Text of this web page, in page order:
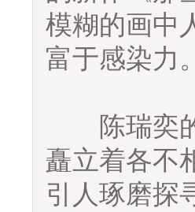
模糊的画中
富于感染力。
陈瑞奕的
矗立着各不
引人琢磨探